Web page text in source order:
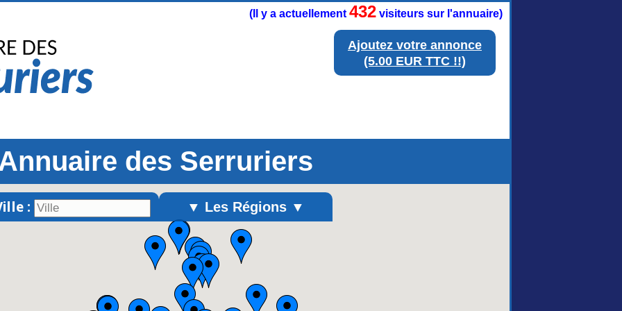
Ajoutez votre annonce
(5.00 EUR TTC !!)
(Il y a actuellement 432 visiteurs sur l'annuaire)
des Serruriers
: ▼ Les Régions ▼
Alsace
Aquitaine
Basse-Normandie